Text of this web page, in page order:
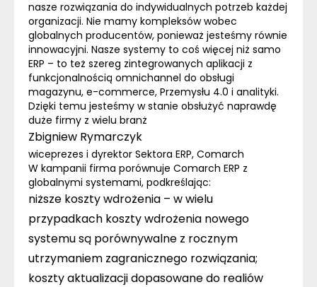
nasze rozwiązania do indywidualnych potrzeb każdej
organizacji. Nie mamy kompleksów wobec
globalnych producentów, ponieważ jesteśmy równie
innowacyjni. Nasze systemy to coś więcej niż samo
ERP – to też szereg zintegrowanych aplikacji z
funkcjonalnością omnichannel do obsługi
magazynu, e-commerce, Przemysłu 4.0 i analityki.
Dzięki temu jesteśmy w stanie obsłużyć naprawdę
duże firmy z wielu branż
Zbigniew Rymarczyk
wiceprezes i dyrektor Sektora ERP, Comarch
W kampanii firma porównuje Comarch ERP z
globalnymi systemami, podkreślając:
niższe koszty wdrożenia – w wielu
przypadkach koszty wdrożenia nowego
systemu są porównywalne z rocznym
utrzymaniem zagranicznego rozwiązania;
koszty aktualizacji dopasowane do realiów